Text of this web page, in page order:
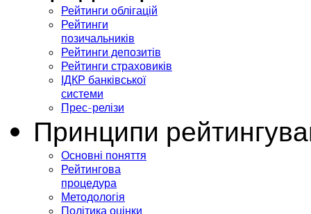
Рейтинги облігацій
Рейтинги
позичальників
Рейтинги депозитів
Рейтинги страховиків
ІДКР банківської
системи
Прес-релізи
Принципи
Основні поняття
Рейтингова
процедура
Методологія
Політика оцінки